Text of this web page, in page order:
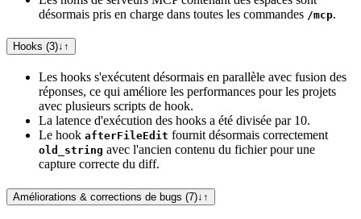
désormais pris en charge dans toutes les commandes /mcp.
Hooks (3)↓ ↑
Les hooks s'exécutent désormais en parallèle avec fusion des
réponses, ce qui améliore les performances pour les projets
avec plusieurs scripts de hook.
La latence d'exécution des hooks a été divisée par 10.
Le hook afterFileEdit fournit désormais correctement
old_string avec l'ancien contenu du fichier pour une
capture correcte du diff.
Améliorations & corrections de bugs (7)↓ ↑